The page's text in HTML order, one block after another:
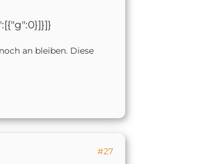
an bleiben. Diese
#27